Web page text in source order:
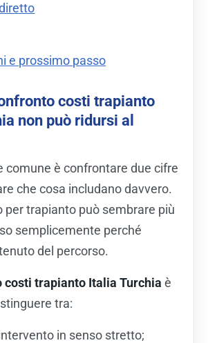
e prossimo passo
costi trapianto
non può ridursi al
comune è confrontare due cifre
che cosa includano davvero.
per trapianto può sembrare più
semplicemente perché
del percorso.
costi trapianto Italia Turchia è
tra:
in senso stretto;